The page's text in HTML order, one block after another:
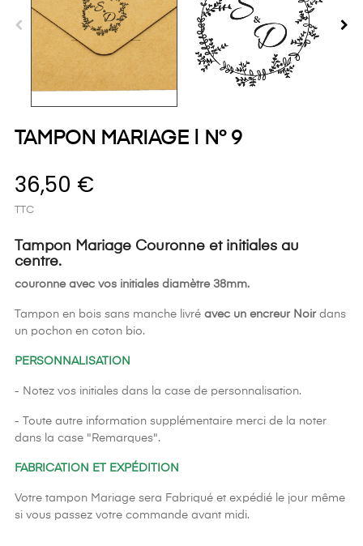
TAMPON MARIAGE | N° 9
36,50 €
TTC
Tampon Mariage Couronne et initiales au
centre.
couronne avec vos initiales diamètre 38mm.
Tampon en bois sans manche livré avec un encreur Noirdans
un pochon en coton bio.
PERSONNALISATION
- Notez vos initiales dans la case de personnalisation.
- Toute autre information supplémentaire merci de la noter
dans la case "Remarques".
FABRICATION ET EXPÉDITION
Votre tampon Mariage sera Fabriqué et expédié le jour même
si vous passez votre commande avant midi.